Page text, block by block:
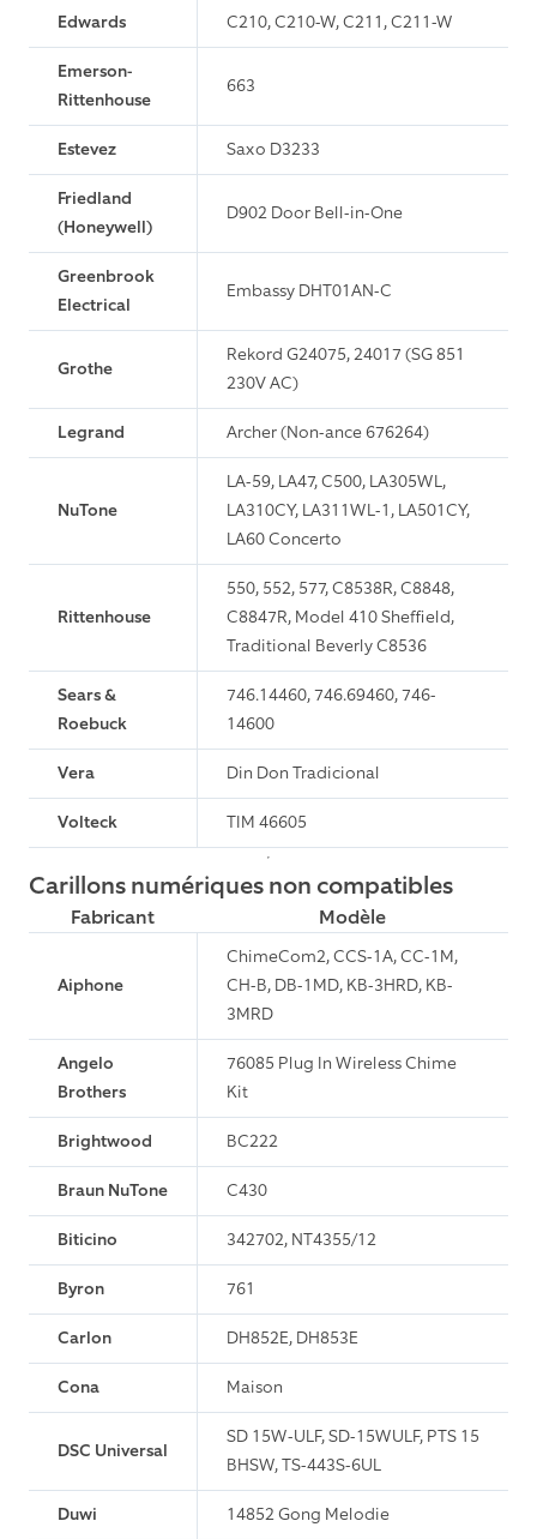
Edwards C210, C210-W, C211, C211-W
Emerson-
Rittenhouse
663
Estevez Saxo D3233
Friedland
(Honeywell)
D902 Door Bell-in-One
Greenbrook
Electrical
Embassy DHT01AN-C
Grothe
Rekord G24075, 24017 (SG 851
230V AC)
Legrand Archer (Non-ance 676264)
NuTone
LA-59, LA47, C500, LA305WL,
LA310CY, LA311WL-1, LA501CY,
LA60 Concerto
Rittenhouse
550, 552, 577, C8538R, C8848,
C8847R, Model 410 Sheffield,
Traditional Beverly C8536
Sears &
Roebuck
746.14460, 746.69460, 746-
14600
Vera Din Don Tradicional
Volteck TIM 46605
Carillons numériques non compatibles
Fabricant Modèle
Aiphone
ChimeCom2, CCS-1A, CC-1M,
CH-B, DB-1MD, KB-3HRD, KB-
3MRD
Angelo
Brothers
76085 Plug In Wireless Chime
Kit
Brightwood BC222
Braun NuTone C430
Biticino 342702, NT4355/12
Byron 761
Carlon DH852E, DH853E
Cona Maison
DSC Universal
SD 15W-ULF, SD-15WULF, PTS 15
BHSW, TS-443S-6UL
Duwi 14852 Gong Melodie